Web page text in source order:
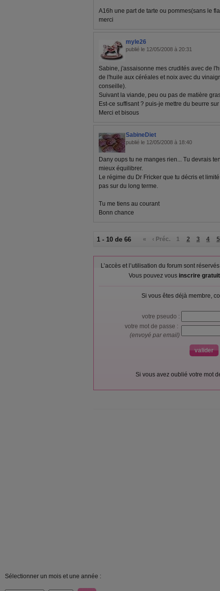
A16h une part de tarte ou pommes(sans le
merci
myle26
publié le 12/05/2008 à 20:31
Sabine, j'assaisonne mes crudités avec de
de l'huile aux céréales et noix avec du
conseille).
Suivant la viande, peu ou pas de matière
Est-ce suffisant ? puis-je mettre du beurre
Merci et bisous
SabineDiet
publié le 12/05/2008 à 18:40
Dany oups tu ne manges rien... Tu devrais
mieux équilibrer.
Le régime du Dr Fricker que tu décris et
pas sur du long terme.
Tu me tiens au courant
Bonn chance
1 - 10 de 66 « ‹ Préc. 1 2 3 4 5
L’accès et l’utilisation du forum sont
Vous pouvez vous inscrire
Si vous êtes déjà membre,
votre pseudo :
votre mot de passe :
(envoyé par email)
Si vous avez oublié votre mot
Sélectionner un mois et une année :